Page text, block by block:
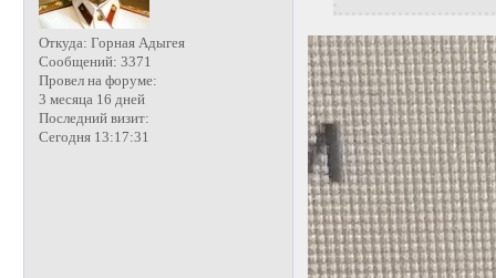
Откуда: Горная Адыгея
Сообщений: 3371
Провел на форуме:
3 месяца 16 дней
Последний визит:
Сегодня 13:17:31